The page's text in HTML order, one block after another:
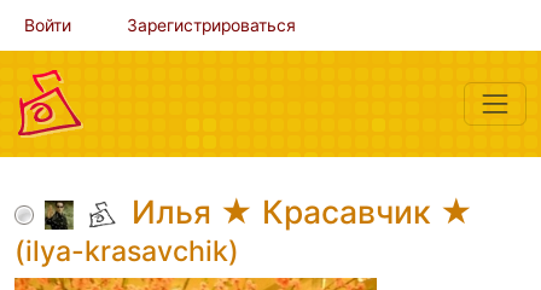
Войти Зарегистрироваться
Илья ★ Красавчик ★
(ilya-krasavchik)